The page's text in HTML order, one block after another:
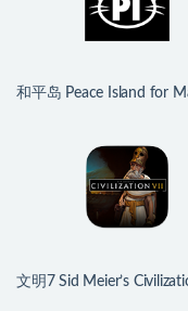
和平岛 Peace Island for
文明7 Sid Meier’s